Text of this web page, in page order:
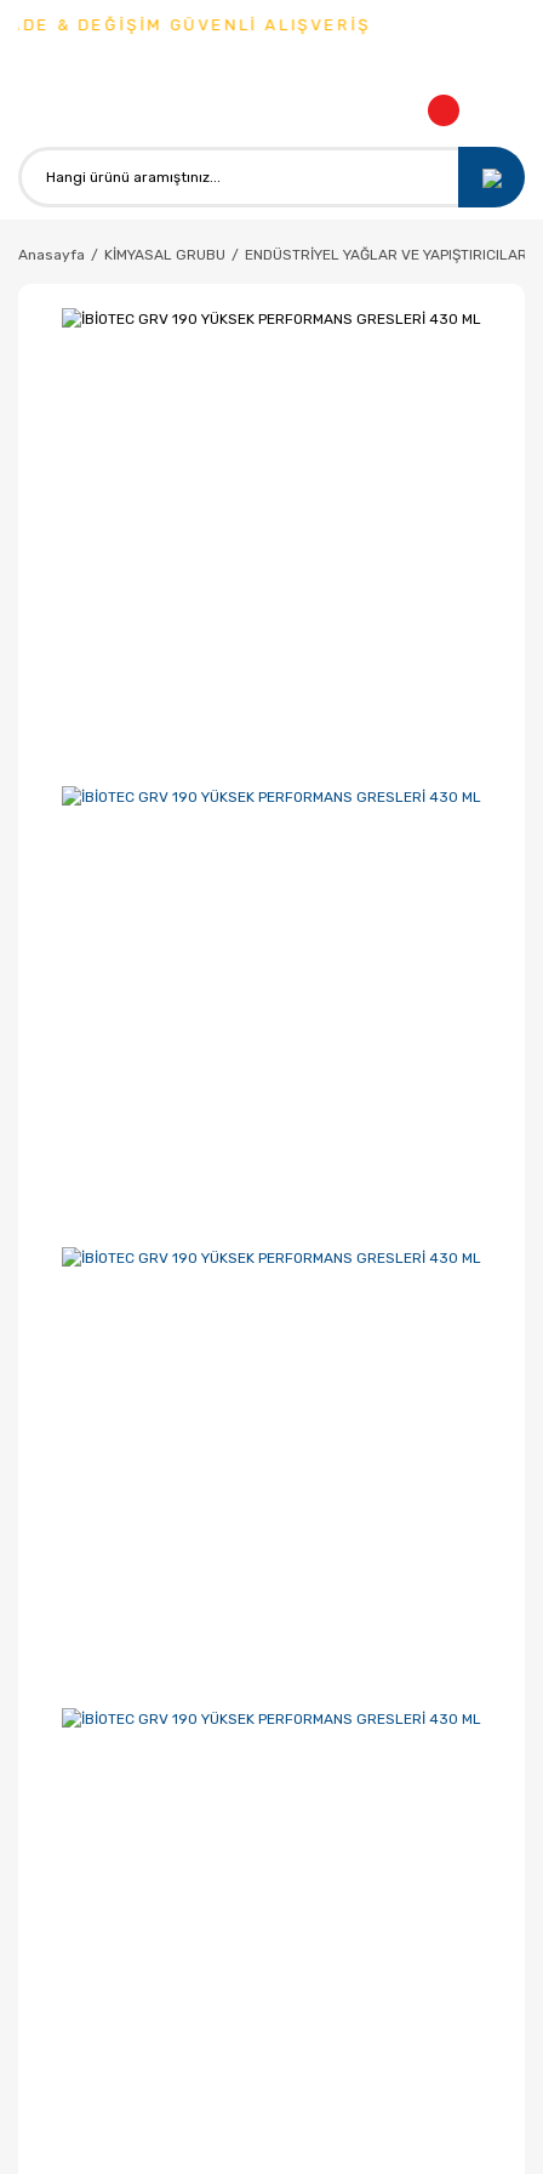
& DEĞİŞİM GÜVENLİ ALIŞVERİŞ
Anasayfa KİMYASAL GRUBU ENDÜSTRİYEL YAĞLAR VE YAPIŞTIRICILAR